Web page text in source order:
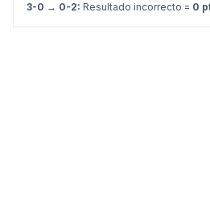
3-0 → 0-2: Resultado incorrecto = 0